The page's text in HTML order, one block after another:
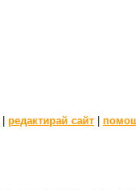
редактирай сайт